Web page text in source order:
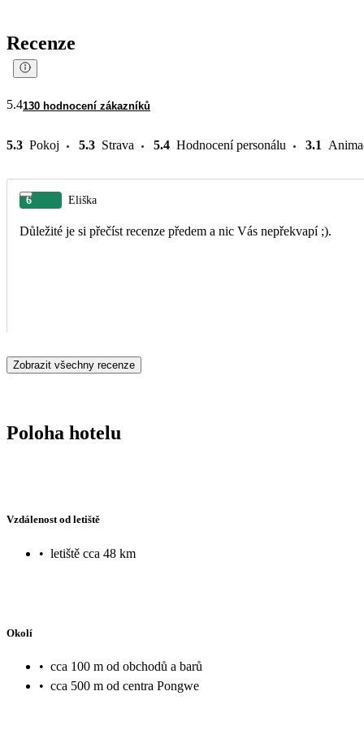
Recenze
5.4130 hodnocení zákazníků
5.3 Pokoj 5.3 Strava 5.4 Hodnocení personálu 3.1
6 Eliška
Důležité je si přečíst recenze předem a nic Vás nepřekvapí ;).
Zobrazit všechny recenze
Poloha hotelu
Vzdálenost od letiště
• letiště cca 48 km
Okolí
• cca 100 m od obchodů a barů
• cca 500 m od centra Pongwe